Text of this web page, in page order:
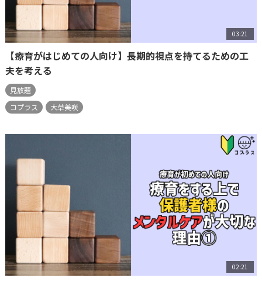
03:21
【療育がはじめての人向け】長期的視点を持てるための工
夫を考える
見放題
コプラス
大草美咲
02:21